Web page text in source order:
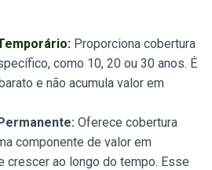
Proporciona cobertura
como 10, 20 ou 30 anos. É
e não acumula valor em
Oferece cobertura
componente de valor em
crescer ao longo do tempo. Esse